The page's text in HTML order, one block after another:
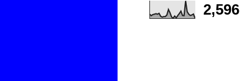
2,596